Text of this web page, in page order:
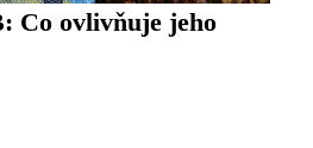
Co ovlivňuje jeho